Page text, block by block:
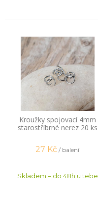
Kroužky spojovací 4mm
starostříbrné nerez 20 ks
27 Kč / balení
Skladem – do 48h u tebe